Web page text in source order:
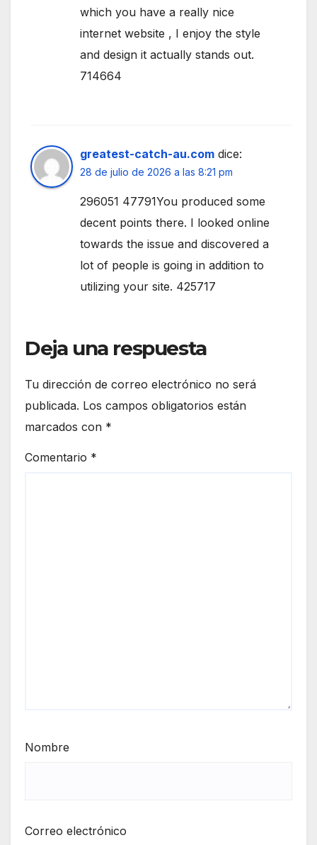
which you have a really nice
internet website , I enjoy the style
and design it actually stands out.
714664
greatest-catch-au.com dice:
28 de julio de 2026 a las 8:21 pm
296051 47791You produced some
decent points there. I looked online
towards the issue and discovered a
lot of people is going in addition to
utilizing your site. 425717
Deja una respuesta
Tu dirección de correo electrónico no será
publicada. Los campos obligatorios están
marcados con *
Comentario *
Nombre
Correo electrónico